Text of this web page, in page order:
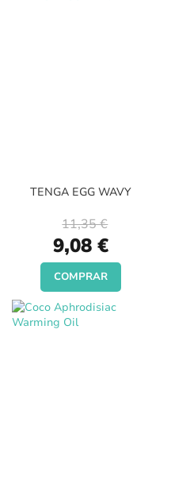
TENGA EGG WAVY
Special
Price
9,08 €
11,35 €
COMPRAR